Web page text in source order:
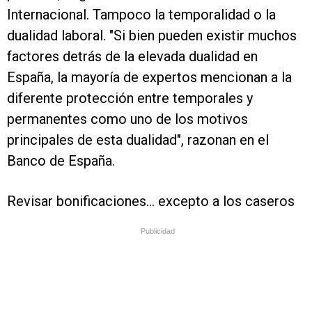
Internacional. Tampoco la temporalidad o la
dualidad laboral. "Si bien pueden existir muchos
factores detrás de la elevada dualidad en
España, la mayoría de expertos mencionan a la
diferente protección entre temporales y
permanentes como uno de los motivos
principales de esta dualidad", razonan en el
Banco de España.
Revisar bonificaciones... excepto a los caseros
Publicidad